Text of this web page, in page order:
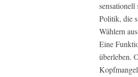
Politik, die
Wählern
Eine
überleben.